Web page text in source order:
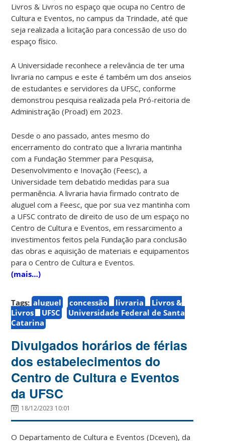
Livros & Livros no espaço que ocupa no Centro de
Cultura e Eventos, no campus da Trindade, até que
seja realizada a licitação para concessão de uso do
espaço físico.
A Universidade reconhece a relevância de ter uma
livraria no campus e este é também um dos anseios
de estudantes e servidores da UFSC, conforme
demonstrou pesquisa realizada pela Pró-reitoria de
Administração (Proad) em 2023.
Desde o ano passado, antes mesmo do
encerramento do contrato que a livraria mantinha
com a Fundação Stemmer para Pesquisa,
Desenvolvimento e Inovação (Feesc), a
Universidade tem debatido medidas para sua
permanência. A livraria havia firmado contrato de
aluguel com a Feesc, que por sua vez mantinha com
a UFSC contrato de direito de uso de um espaço no
Centro de Cultura e Eventos, em ressarcimento a
investimentos feitos pela Fundação para conclusão
das obras e aquisição de materiais e equipamentos
para o Centro de Cultura e Eventos.
(mais…)
Tags: aluguel concessão livraria
Livros &
Livros
UFSC
Universidade Federal de Santa
Catarina
Divulgados horários de férias
dos estabelecimentos do
Centro de Cultura e Eventos
da UFSC
18/12/2023 10:01
O Departamento de Cultura e Eventos (Dceven), da